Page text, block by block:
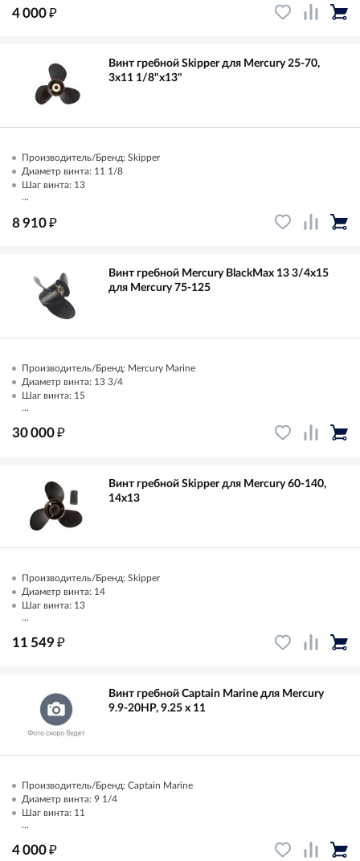
4 000₽
Винт гребной Skipper для Mercury 25-70,
3x11 1/8"x13"
Производитель/Бренд: Skipper
Диаметр винта: 11 1/8
Шаг винта: 13
...
8 910₽
Винт гребной Mercury BlackMax 13 3/4x15
для Mercury 75-125
Производитель/Бренд: Mercury Marine
Диаметр винта: 13 3/4
Шаг винта: 15
...
30 000₽
Винт гребной Skipper для Mercury 60-140,
14x13
Производитель/Бренд: Skipper
Диаметр винта: 14
Шаг винта: 13
...
11 549 ₽
Винт гребной Captain Marine для Mercury
9.9-20HP, 9.25 x 11
Производитель/Бренд: Captain Marine
Диаметр винта: 9 1/4
Шаг винта: 11
...
4 000₽